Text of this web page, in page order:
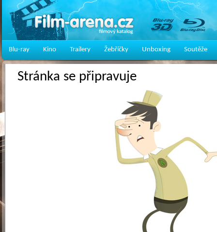
Blu-ray Kino Trailery Žebříčky Unboxing Soutěže
Stránka se připravuje